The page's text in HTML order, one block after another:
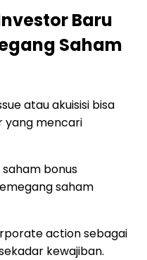
Baru
Saham
atau akuisisi bisa
yang mencari
bonus
saham
action sebagai
kewajiban.